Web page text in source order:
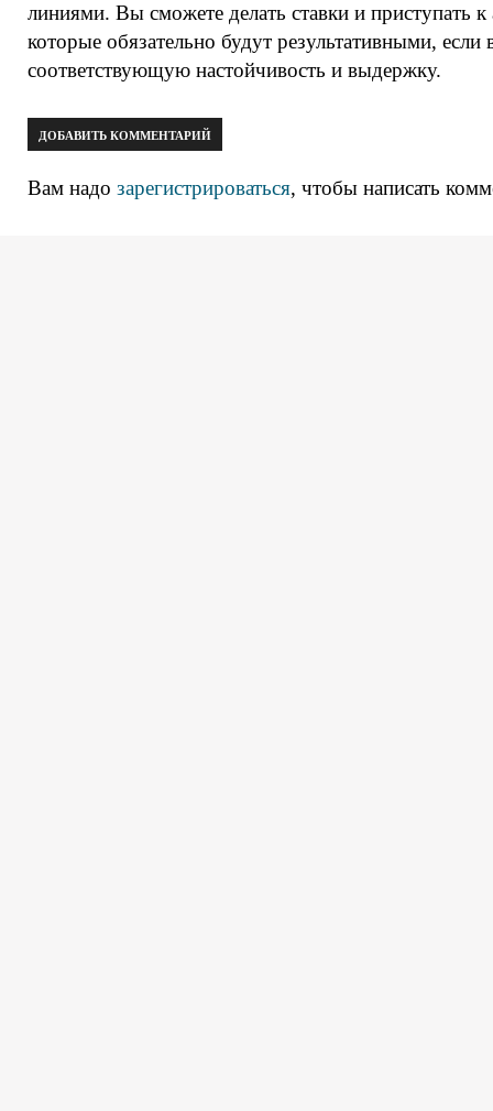
линиями. Вы сможете делать ставки и приступать
которые обязательно будут результативными, если
соответствующую настойчивость и выдержку.
ДОБАВИТЬ КОММЕНТАРИЙ
Вам надо зарегистрироваться, чтобы написать